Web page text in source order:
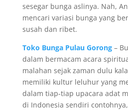
sesegar bunga aslinya. Nah,
mencari variasi bunga yang
susah dan ribet.
Toko Bunga Pulau Gorong–
dalam bermacam acara
malahan sejak zaman dulu
memiliki kultur leluhur yang
dalam tiap-tiap upacara adat
di Indonesia sendiri